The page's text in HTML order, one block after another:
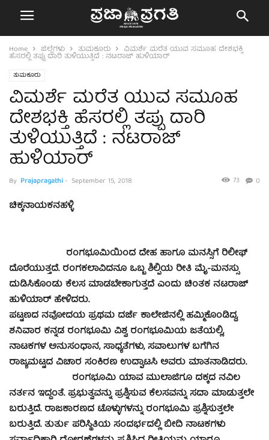
Home ಜಿಲ್ಲೆಗಳು ತುಮಕೂರು ವಿಮರ್ಶೆ ಮರೆತ ಯುವ ಸಮೂಹ ದೇಶಭಕ್ತಿ
ಹೆಸರಲ್ಲಿ ತಪ್ಪು ದಾರಿ ತುಳಿಯುತ್ತಿದೆ : ನಟರಾಜ್ ಹುಳಿಯಾರ್
ತುಮಕೂರು
ವಿಮರ್ಶೆ ಮರೆತ ಯುವ ಸಮೂಹ
ದೇಶಭಕ್ತಿ ಹೆಸರಲ್ಲಿ ತಪ್ಪು ದಾರಿ
ತುಳಿಯುತ್ತಿದೆ : ನಟರಾಜ್
ಹುಳಿಯಾರ್
By Prajapragathi- September 15, 2018 0
73
ಚಿಕ್ಕನಾಯಕನಹಳ್ಳಿ
ರಂಗಭೂಮಿಯಿಂದ ದೇಹ ಹಾಗೂ ಮನಸ್ಸಿಗೆ ರಿಲೀಫ್
ದೊರೆಯುತ್ತದೆ. ರಂಗಕಲಾವಿದನೂ ಒಬ್ಬ ಶಿಲ್ಪಿಯ ರೀತಿ ಮೈ-ಮನಸ್ಸು
ದುಡಿಸಿಕೊಂಡು ಕೆಲಸ ಮಾಡಬೇಕಾಗುತ್ತದೆ ಎಂದು ಚಿಂತಕ ನಟರಾಜ್
ಹುಳಿಯಾರ್ ಹೇಳಿದರು.
ಪಟ್ಟಣದ ನವೋದಯ ಪ್ರಥಮ ದರ್ಜೆ ಕಾಲೇಜಿನಲ್ಲಿ ಹಮ್ಮಿಕೊಂಡಿದ್ದ,
ಶನಿವಾರ ಕನ್ನಡ ರಂಗಭೂಮಿ ವಿಶ್ವ ರಂಗಭೂಮಿಯ ಜತೆಯಲ್ಲಿ,
ನಾಟಕಗಳ ಅನುಸಂಧಾನ, ಸಾಧ್ಯತೆಗಳು, ಸವಾಲುಗಳ ಬಗೆಗಿನ
ರಾಜ್ಯಮಟ್ಟದ ವಿಚಾರ ಸಂಕಿರಣ ಉದ್ಘಾಟಸಿ ಅವರು ಮಾತನಾಡಿದರು.
ರಂಗಭೂಮಿ ಯಾವ ಮುಲಾಜಿಗೂ ದಕ್ಕದ ನವಿಲ
ನರ್ತನ ಇದ್ದಂತೆ. ಪ್ರಭುತ್ವವನ್ನು ಪ್ರಶ್ನಿಸುವ ಕೆಲಸವನ್ನು ಸದಾ ಮಾಡುತ್ತಲೇ
ಬರುತ್ತಿದೆ. ರಾಜಕಾರಣದ ಟೊಳ್ಳುಗಳನ್ನು ರಂಗಭೂಮಿ ಪ್ರಶ್ನಿಸುತ್ತಲೇ
ಬರುತ್ತಿದೆ. ತುರ್ತು ಪರಿಸ್ಥಿತಿಯ ಸಂದರ್ಭದಲ್ಲಿ ಬೀದಿ ನಾಟಕಗಳು